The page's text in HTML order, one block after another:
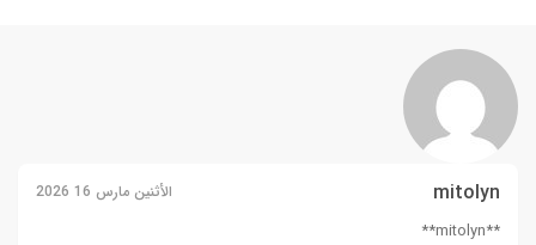
mitolyn الأثنين مارس 16 2026
**mitolyn**